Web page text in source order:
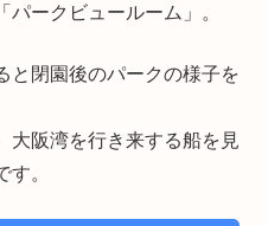
ークビュールーム」。
と閉園後のパークの様子を
大阪湾を行き来する船を見
。